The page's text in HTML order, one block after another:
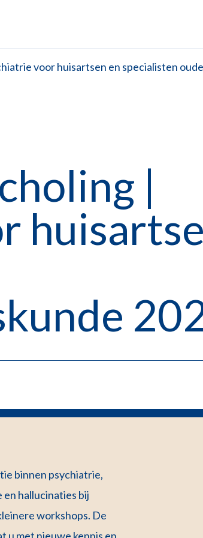
voor huisartsen en specialisten
|
binnen psychiatrie,
hallucinaties bij
workshops. De